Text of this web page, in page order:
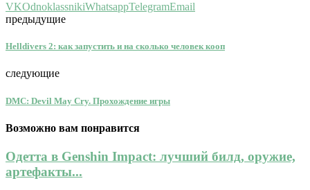
VKOdnoklassnikiWhatsappTelegramEmail
предыдущие
Helldivers 2: как запустить и на сколько человек кооп
следующие
DMC: Devil May Cry. Прохождение игры
Возможно вам понравится
Одетта в Genshin Impact: лучший билд, оружие,
артефакты...